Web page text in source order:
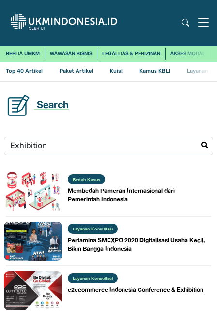
BERITA UMKM WAWASAN BISNIS LEGALITAS & PERIZINAN AKSES MODAL
Top 40 Artikel Paket Artikel Kuis! Kamus KBLI Layanan
Search
Bedah Kasus
Membedah Pameran Internasional dari
Pemerintah Indonesia
Layanan Konsultasi
Pertamina SMEXPO 2020 Digitalisasi Usaha Kecil,
Bikin Bangga Indonesia
Layanan Konsultasi
e2ecommerce Indonesia Conference & Exhibition